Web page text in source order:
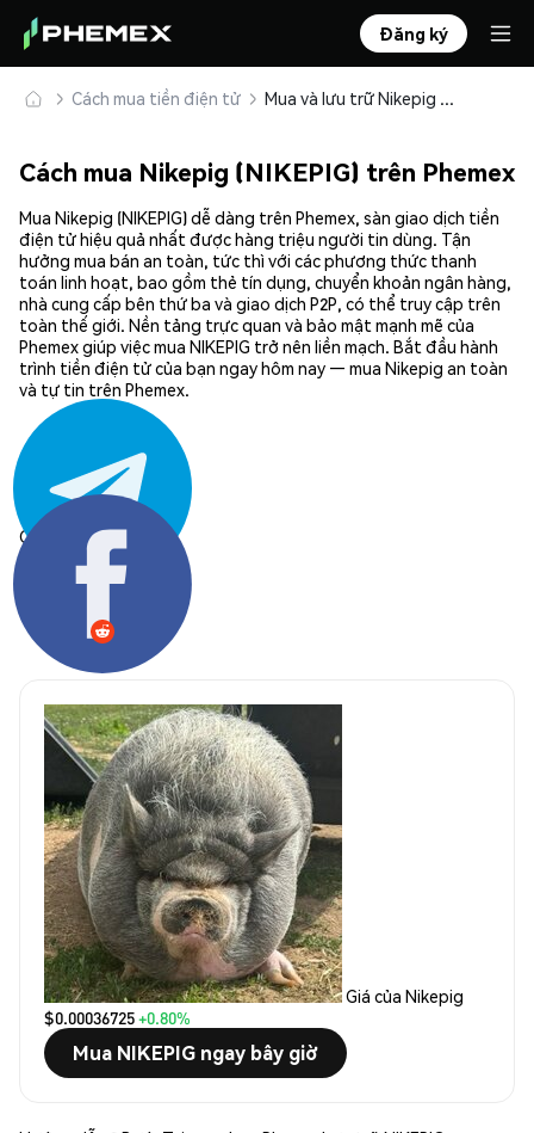
Đăng ký
Cách mua tiền điện tử Mua và lưu trữ Nikepig (NIKEPIG) an toàn
Cách mua Nikepig (NIKEPIG) trên Phemex
Mua Nikepig (NIKEPIG) dễ dàng trên Phemex, sàn giao dịch tiền
điện tử hiệu quả nhất được hàng triệu người tin dùng. Tận
hưởng mua bán an toàn, tức thì với các phương thức thanh
toán linh hoạt, bao gồm thẻ tín dụng, chuyển khoản ngân hàng,
nhà cung cấp bên thứ ba và giao dịch P2P, có thể truy cập trên
toàn thế giới. Nền tảng trực quan và bảo mật mạnh mẽ của
Phemex giúp việc mua NIKEPIG trở nên liền mạch. Bắt đầu hành
trình tiền điện tử của bạn ngay hôm nay — mua Nikepig an toàn
và tự tin trên Phemex.
Chia sẻ:
Giá của Nikepig
$0.00036725+0.80%
Mua NIKEPIG ngay bây giờ